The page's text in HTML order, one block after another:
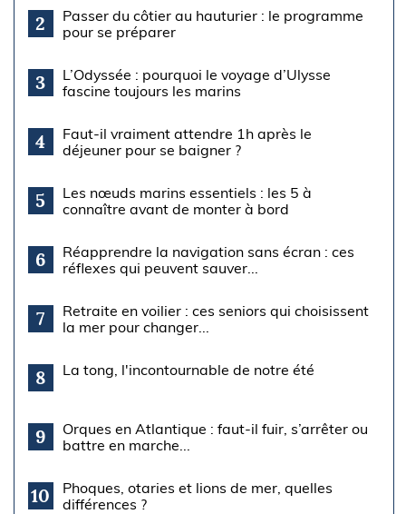
2
Passer du côtier au hauturier : le programme
pour se préparer
3
L’Odyssée : pourquoi le voyage d’Ulysse
fascine toujours les marins
4
Faut-il vraiment attendre 1h après le
déjeuner pour se baigner ?
5
Les nœuds marins essentiels : les 5 à
connaître avant de monter à bord
6
Réapprendre la navigation sans écran : ces
réflexes qui peuvent sauver...
7
Retraite en voilier : ces seniors qui choisissent
la mer pour changer...
8 La tong, l'incontournable de notre été
9
Orques en Atlantique : faut-il fuir, s’arrêter ou
battre en marche...
10
Phoques, otaries et lions de mer, quelles
différences ?